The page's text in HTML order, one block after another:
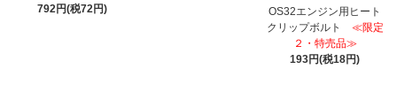
792円(税72円)
OS32エンジン用ヒート
クリップボルト ≪限定
２・特売品≫
193円(税18円)